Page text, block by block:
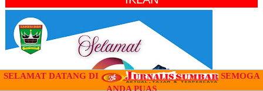
SELAMAT DATANG DI
SEMOGA
ANDA PUAS